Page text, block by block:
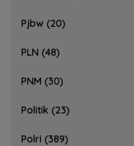
Pjbw (20)
PLN (48)
PNM (30)
Politik (23)
Polri (389)